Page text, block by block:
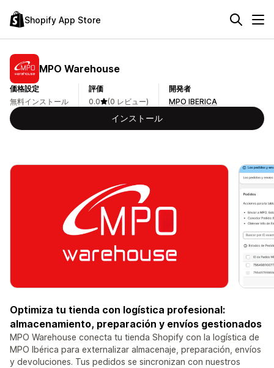
Shopify App Store
MPO Warehouse
価格設定
無料インストール
評価
0.0
(0 レビュー)
開発者
MPO IBERICA
インストール
Optimiza tu tienda con logística profesional:
almacenamiento, preparación y envíos gestionados
MPO Warehouse conecta tu tienda Shopify con la logística de
MPO Ibérica para externalizar almacenaje, preparación, envíos
y devoluciones. Tus pedidos se sincronizan con nuestros